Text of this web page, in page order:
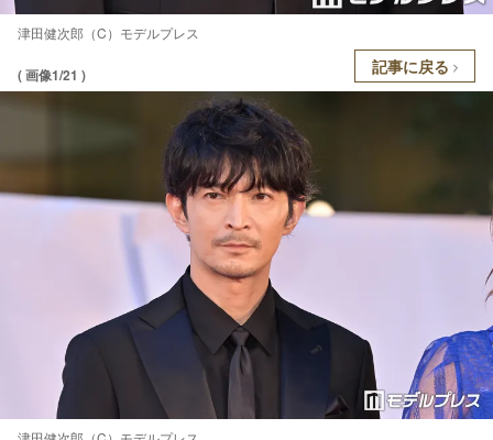
津田健次郎（C）モデルプレス
( 画像1/21 ) 記事に戻る